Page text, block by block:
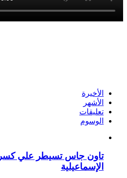
الأخيرة
الأشهر
تعليقات
الوسوم
تاون جاس تسيطر علي
الإسماعيلية